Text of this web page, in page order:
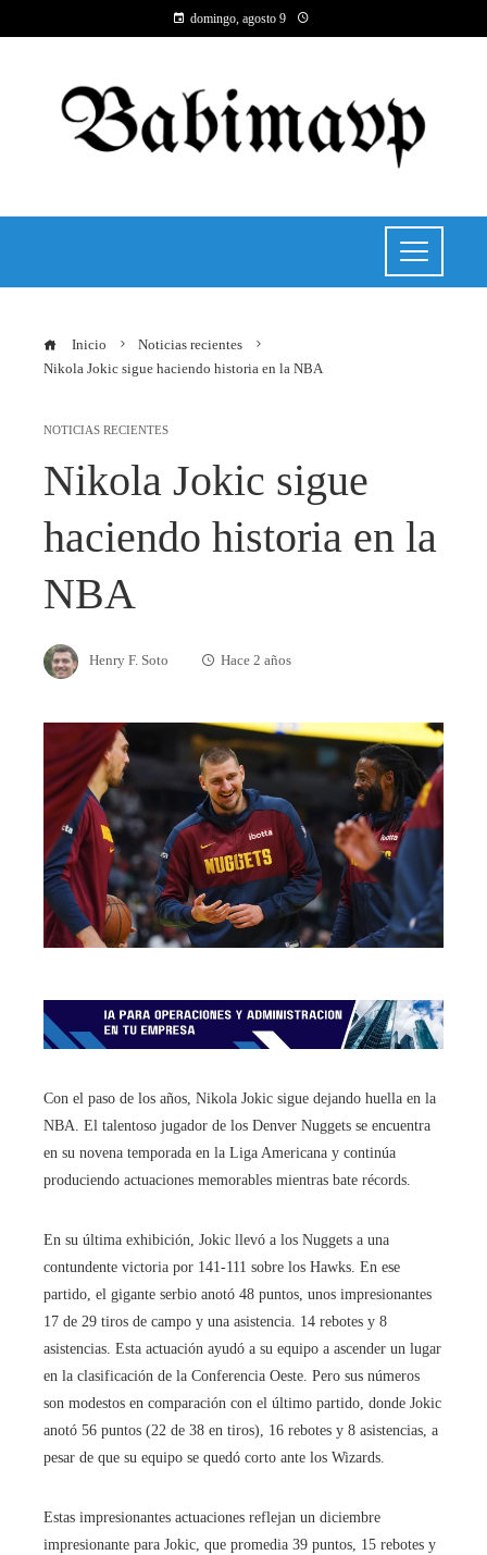
domingo, agosto 9
Inicio
Noticias recientes
Nikola Jokic sigue haciendo historia en la NBA
NOTICIAS RECIENTES
Nikola Jokic sigue
haciendo historia en la
NBA
Henry F. Soto Hace 2 años
Con el paso de los años, Nikola Jokic sigue dejando huella en la
NBA. El talentoso jugador de los Denver Nuggets se encuentra
en su novena temporada en la Liga Americana y continúa
produciendo actuaciones memorables mientras bate récords.
En su última exhibición, Jokic llevó a los Nuggets a una
contundente victoria por 141-111 sobre los Hawks. En ese
partido, el gigante serbio anotó 48 puntos, unos impresionantes
17 de 29 tiros de campo y una asistencia. 14 rebotes y 8
asistencias. Esta actuación ayudó a su equipo a ascender un lugar
en la clasificación de la Conferencia Oeste. Pero sus números
son modestos en comparación con el último partido, donde Jokic
anotó 56 puntos (22 de 38 en tiros), 16 rebotes y 8 asistencias, a
pesar de que su equipo se quedó corto ante los Wizards.
Estas impresionantes actuaciones reflejan un diciembre
impresionante para Jokic, que promedia 39 puntos, 15 rebotes y